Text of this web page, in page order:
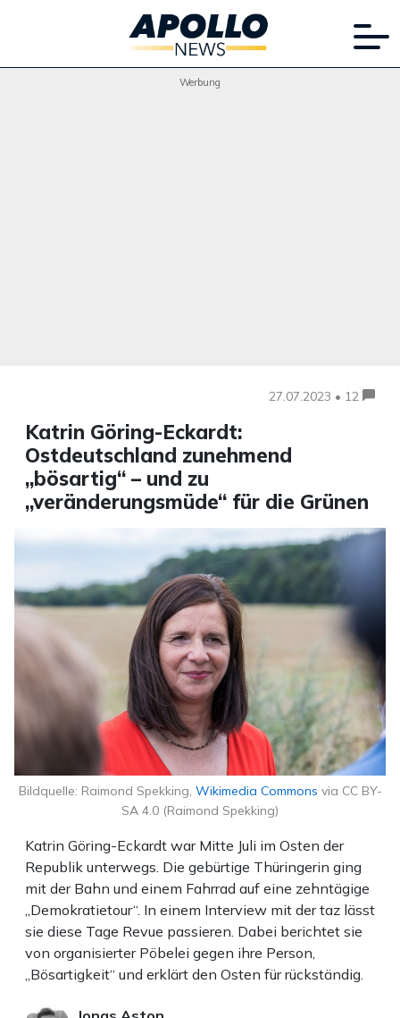
Werbung
27.07.2023 • 12
Katrin Göring-Eckardt:
Ostdeutschland zunehmend
„bösartig“ – und zu
„veränderungsmüde“ für die Grünen
Katrin Göring-Eckardt war Mitte Juli im Osten der
Republik unterwegs. Die gebürtige Thüringerin ging
mit der Bahn und einem Fahrrad auf eine zehntägige
„Demokratietour“. In einem Interview mit der taz lässt
sie diese Tage Revue passieren. Dabei berichtet sie
von organisierter Pöbelei gegen ihre Person,
„Bösartigkeit“ und erklärt den Osten für rückständig.
Bildquelle: Raimond Spekking, Wikimedia Commons via CC BY-
SA 4.0 (Raimond Spekking)